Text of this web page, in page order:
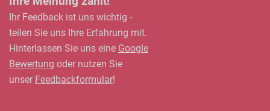
Ihr Feedback ist uns wichtig -
teilen Sie uns Ihre Erfahrung mit.
Hinterlassen Sie uns eine Google
Bewertung oder nutzen Sie
unser Feedbackformular!